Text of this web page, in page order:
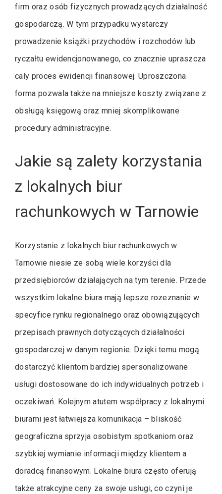
firm oraz osób fizycznych prowadzących działalność
gospodarczą. W tym przypadku wystarczy
prowadzenie książki przychodów i rozchodów lub
ryczałtu ewidencjonowanego, co znacznie upraszcza
cały proces ewidencji finansowej. Uproszczona
forma pozwala także na mniejsze koszty związane z
obsługą księgową oraz mniej skomplikowane
procedury administracyjne.
Jakie są zalety korzystania
z lokalnych biur
rachunkowych w Tarnowie
Korzystanie z lokalnych biur rachunkowych w
Tarnowie niesie ze sobą wiele korzyści dla
przedsiębiorców działających na tym terenie. Przede
wszystkim lokalne biura mają lepsze rozeznanie w
specyfice rynku regionalnego oraz obowiązujących
przepisach prawnych dotyczących działalności
gospodarczej w danym regionie. Dzięki temu mogą
dostarczyć klientom bardziej spersonalizowane
usługi dostosowane do ich indywidualnych potrzeb i
oczekiwań. Kolejnym atutem współpracy z lokalnymi
biurami jest łatwiejsza komunikacja – bliskość
geograficzna sprzyja osobistym spotkaniom oraz
szybkiej wymianie informacji między klientem a
doradcą finansowym. Lokalne biura często oferują
także atrakcyjne ceny za swoje usługi, co czyni je